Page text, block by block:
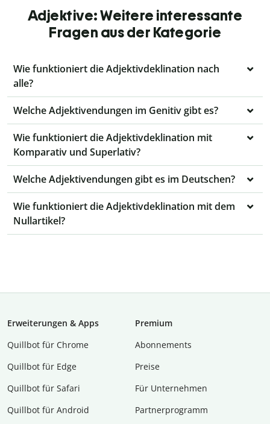
Adjektive: Weitere interessante
Fragen aus der Kategorie
Wie funktioniert die Adjektivdeklination nach
alle?
Welche Adjektivendungen im Genitiv gibt es?
Wie funktioniert die Adjektivdeklination mit
Komparativ und Superlativ?
Welche Adjektivendungen gibt es im Deutschen?
Wie funktioniert die Adjektivdeklination mit dem
Nullartikel?
Erweiterungen & Apps
Quillbot für Chrome
Quillbot für Edge
Quillbot für Safari
Quillbot für Android
Premium
Abon­ne­ments
Preise
Für Unternehmen
Partnerprogramm